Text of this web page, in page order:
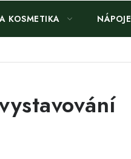
KOSMETIKA NÁPOJE